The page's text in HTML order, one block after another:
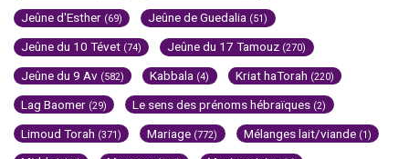
Jeûne d'Esther (69) Jeûne de Guedalia (51)
Jeûne du 10 Tévet (74) Jeûne du 17 Tamouz (270)
Jeûne du 9 Av (582) Kabbala (4) Kriat haTorah (220)
Lag Baomer (29) Le sens des prénoms hébraïques (2)
Limoud Torah (371) Mariage (772) Mélanges lait/viande (1)